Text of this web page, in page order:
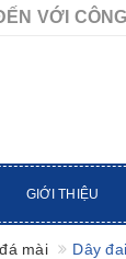
VỚI
GIỚI THIỆU
mài Dây